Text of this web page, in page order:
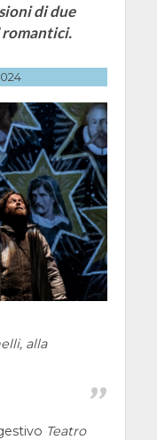
di due
romantici.
alla
Teatro